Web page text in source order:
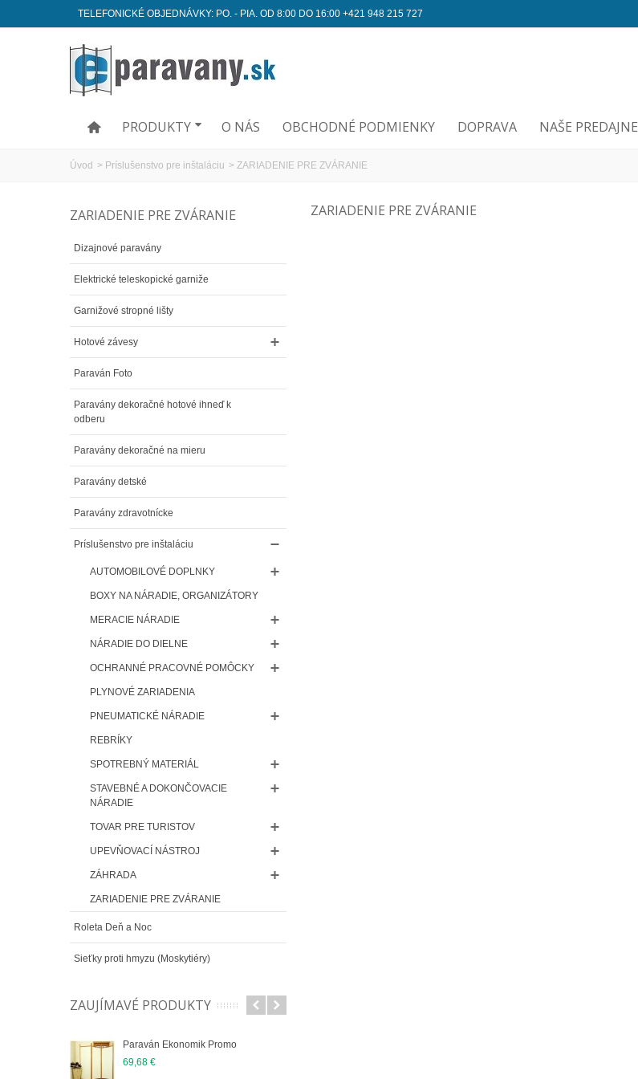
TELEFONICKÉ OBJEDNÁVKY: PO. - PIA. OD 8:00 DO 16:00 +421 948 215 727
PRODUKTY O NÁS OBCHODNÉ PODMIENKY DOPRAVA NAŠE PREDAJNE
Úvod > Príslušenstvo pre inštaláciu > ZARIADENIE PRE ZVÁRANIE
ZARIADENIE PRE ZVÁRANIE
Dizajnové paravány
Elektrické teleskopické garniže
Garnižové stropné lišty
Hotové závesy
Paraván Foto
Paravány dekoračné hotové ihneď k
odberu
Paravány dekoračné na mieru
Paravány detské
Paravány zdravotnícke
Príslušenstvo pre inštaláciu
AUTOMOBILOVÉ DOPLNKY
BOXY NA NÁRADIE, ORGANIZÁTORY
MERACIE NÁRADIE
NÁRADIE DO DIELNE
OCHRANNÉ PRACOVNÉ POMÔCKY
PLYNOVÉ ZARIADENIA
PNEUMATICKÉ NÁRADIE
REBRÍKY
SPOTREBNÝ MATERIÁL
STAVEBNÉ A DOKONČOVACIE
NÁRADIE
TOVAR PRE TURISTOV
UPEVŇOVACÍ NÁSTROJ
ZÁHRADA
ZARIADENIE PRE ZVÁRANIE
Roleta Deň a Noc
Sieťky proti hmyzu (Moskytiéry)
ZAUJÍMAVÉ PRODUKTY
Paraván Ekonomik Promo
69,68 €
ZARIADENIE PRE ZVÁRANIE